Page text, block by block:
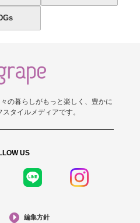
の暮らしがもっと楽しく、豊かに
タイルメディアです。
US
編集方針